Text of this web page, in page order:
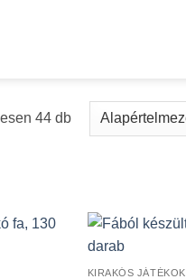
44 db
KIRAKÓS JÁTÉKOK